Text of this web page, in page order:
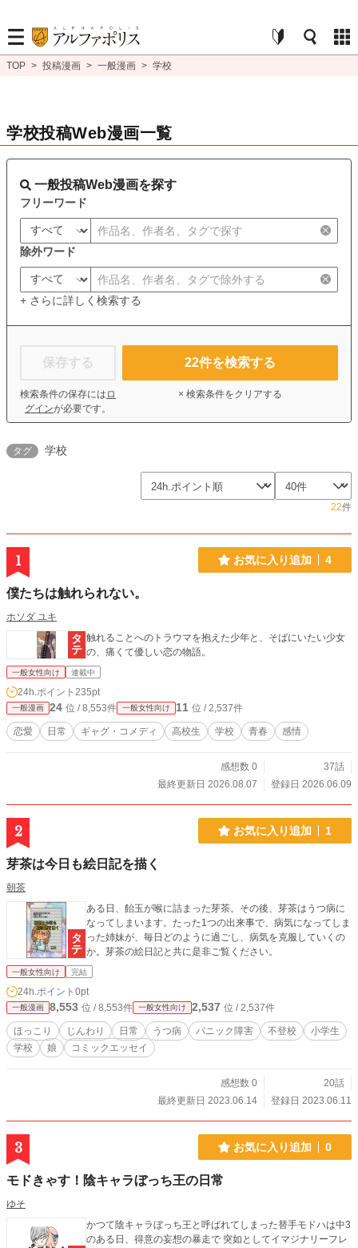
TOP > 投稿漫画 > 一般漫画 > 学校
学校投稿Web漫画一覧
一般投稿Web漫画を探す
フリーワード
除外ワード
+ さらに詳しく検索する
保存する
検索条件の保存には ロ
グインが必要です。
22件を検索する
× 検索条件をクリアする
タグ 学校
22件
1 お気に入り追加 4
僕たちは触れられない。
ホソダ ユキ
触れることへのトラウマを抱えた少年と、そばにいたい少女
の、痛くて優しい恋の物語。
一般女性向け 連載中
24h.ポイント 235pt
一般漫画 24 位 / 8,553件 一般女性向け 11 位 / 2,537件
恋愛 日常 ギャグ・コメディ 高校生 学校 青春 感情
感想数 0
37話
最終更新日 2026.08.07
登録日 2026.06.09
2 お気に入り追加 1
芽茶は今日も絵日記を描く
朝茶
ある日、飴玉が喉に詰まった芽茶。その後、芽茶はうつ病に
なってしまいます。たった1つの出来事で、病気になってしま
った姉妹が、毎日どのように過ごし、病気を克服していくの
か。芽茶の絵日記と共に是非ご覧ください。
一般女性向け 完結
24h.ポイント 0pt
一般漫画 8,553 位 / 8,553件 一般女性向け 2,537 位 / 2,537件
ほっこり じんわり 日常 うつ病 パニック障害 不登校
小学生
学校
娘 コミックエッセイ
感想数 0
20話
最終更新日 2023.06.14
登録日 2023.06.11
3 お気に入り追加 0
モドきゃす！陰キャラぼっち王の日常
ゆそ
かつて陰キャラぼっち王と呼ばれてしまった替手モドハは中3
のある日、得意の妄想の暴走で 突如としてイマジナリーフレ